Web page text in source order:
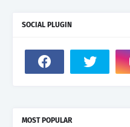
SOCIAL PLUGIN
MOST POPULAR